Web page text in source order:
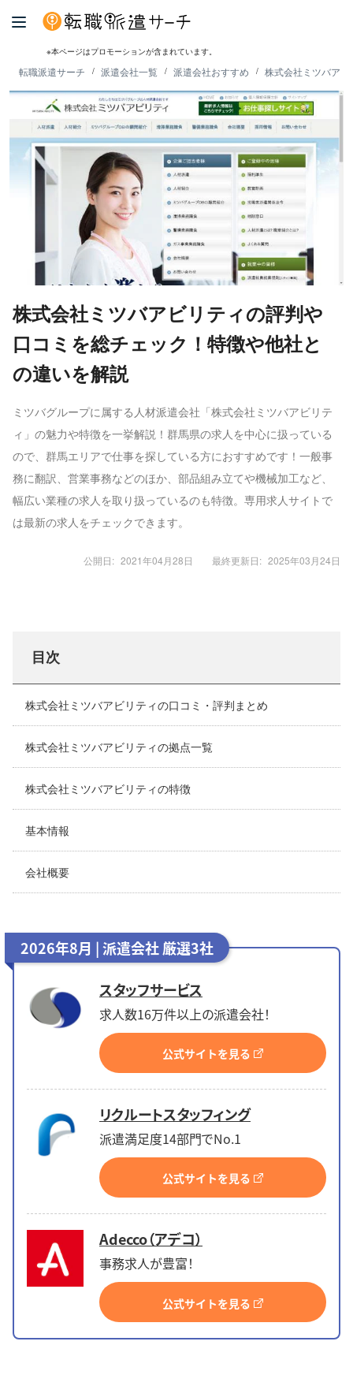
※本ページはプロモーションが含まれています。
転職派遣サーチ 派遣会社一覧 派遣会社おすすめ 株式会社ミツバア
株式会社ミツバアビリティの評判や
口コミを総チェック！特徴や他社と
の違いを解説
ミツバグループに属する人材派遣会社「株式会社ミツバアビリテ
ィ」の魅力や特徴を一挙解説！群馬県の求人を中心に扱っている
ので、群馬エリアで仕事を探している方におすすめです！一般事
務に翻訳、営業事務などのほか、部品組み立てや機械加工など、
幅広い業種の求人を取り扱っているのも特徴。専用求人サイトで
は最新の求人をチェックできます。
公開日: 2021年04月28日 最終更新日: 2025年03月24日
目次
株式会社ミツバアビリティの口コミ・評判まとめ
株式会社ミツバアビリティの拠点一覧
株式会社ミツバアビリティの特徴
基本情報
会社概要
2026年8月 | 派遣会社 厳選3社
スタッフサービス
求人数16万件以上の派遣会社！
公式サイトを見る
リクルートスタッフィング
派遣満足度14部門でNo.1
公式サイトを見る
Adecco（アデコ）
事務求人が豊富！
公式サイトを見る